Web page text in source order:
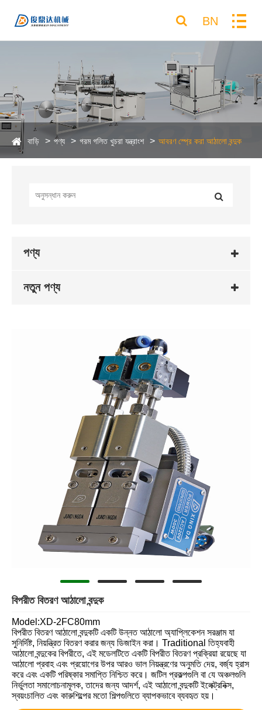
BN
বাড়ি পণ্য গরম গলিত খুচরা যন্ত্রাংশ আবরণ স্প্রে করা আঠালো বন্দুক
পণ্য
নতুন পণ্য
বিপরীত বিতরণ আঠালো বন্দুক
Model:XD-2FC80mm
বিপরীত বিতরণ আঠালো বন্দুকটি একটি উন্নত আঠালো অ্যাপ্লিকেশন সরঞ্জাম যা
সুনির্দিষ্ট, নিয়ন্ত্রিত বিতরণ করার জন্য ডিজাইন করা। Traditional তিহ্যবাহী
আঠালো বন্দুকের বিপরীতে, এই মডেলটিতে একটি বিপরীত বিতরণ প্রক্রিয়া রয়েছে যা
আঠালো প্রবাহ এবং প্রয়োগের উপর আরও ভাল নিয়ন্ত্রণের অনুমতি দেয়, বর্জ্য হ্রাস
করে এবং একটি পরিষ্কার সমাপ্তি নিশ্চিত করে। জটিল প্রকল্পগুলি বা যে অঞ্চলগুলি
নির্ভুলতা সমালোচনামূলক, তাদের জন্য আদর্শ, এই আঠালো বন্দুকটি ইলেক্ট্রনিক্স,
স্বয়ংচালিত এবং কারুশিল্পের মতো শিল্পগুলিতে ব্যাপকভাবে ব্যবহৃত হয়।